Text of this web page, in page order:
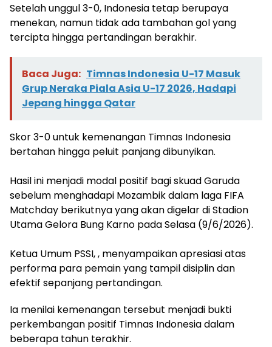
‎Setelah unggul 3-0, Indonesia tetap berupaya
menekan, namun tidak ada tambahan gol yang
tercipta hingga pertandingan berakhir.
Baca Juga: Timnas Indonesia U-17 Masuk
Grup Neraka Piala Asia U-17 2026, Hadapi
Jepang hingga Qatar
Skor 3-0 untuk kemenangan Timnas Indonesia
bertahan hingga peluit panjang dibunyikan.
‎Hasil ini menjadi modal positif bagi skuad Garuda
sebelum menghadapi Mozambik dalam laga FIFA
Matchday berikutnya yang akan digelar di Stadion
Utama Gelora Bung Karno pada Selasa (9/6/2026).
‎Ketua Umum PSSI, , menyampaikan apresiasi atas
performa para pemain yang tampil disiplin dan
efektif sepanjang pertandingan.
Ia menilai kemenangan tersebut menjadi bukti
perkembangan positif Timnas Indonesia dalam
beberapa tahun terakhir.